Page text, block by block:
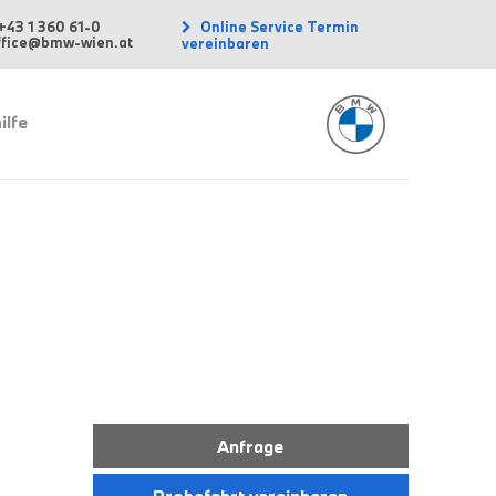
1 360 61-0
wien.at
Online Service Termin
vereinbaren
Anfrage